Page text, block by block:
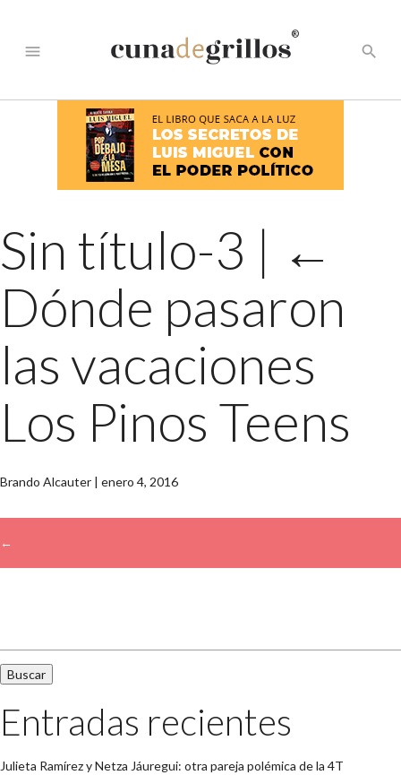
menu
®
search
Sin título-3 | ←
Dónde pasaron
las vacaciones
Los Pinos Teens
Brando Alcauter | enero 4, 2016
←
Entradas recientes
Julieta Ramírez y Netza Jáuregui: otra pareja polémica de la 4T